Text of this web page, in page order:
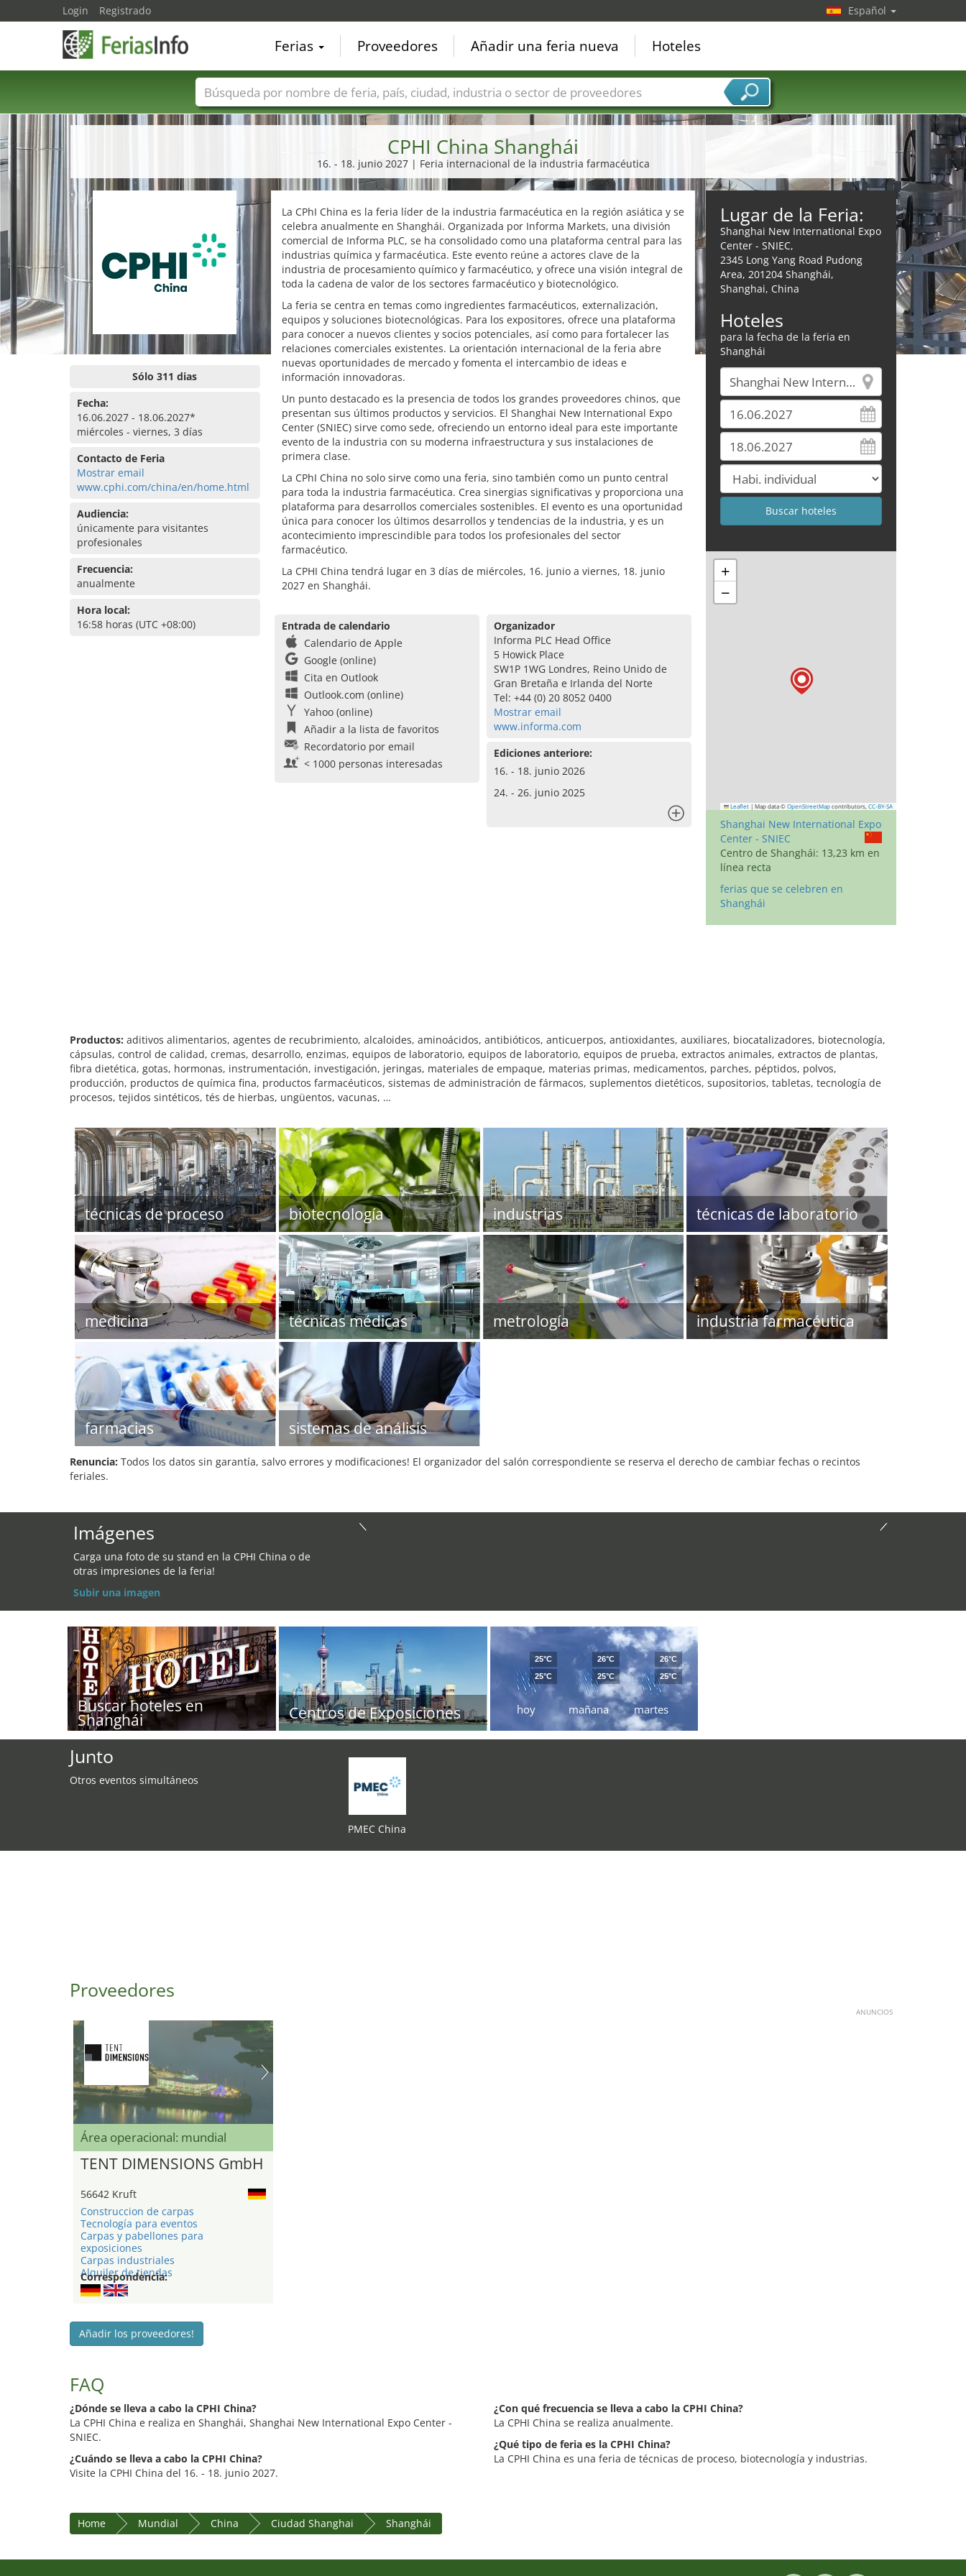
CPHI China Shanghái
16. - 18. junio 2027 | Feria internacional de la industria farmacéutica
Sólo 311 dias
Fecha:
16.06.2027 - 18.06.2027*
miércoles - viernes, 3 días
Contacto de Feria
Mostrar email
www.cphi.com/china/en/home.html
Audiencia:
únicamente para visitantes
profesionales
Frecuencia:
anualmente
Hora local:
16:58 horas (UTC +08:00)
La CPhI China es la feria líder de la industria farmacéutica en la región asiática y se
celebra anualmente en Shanghái. Organizada por Informa Markets, una división
comercial de Informa PLC, se ha consolidado como una plataforma central para las
industrias química y farmacéutica. Este evento reúne a actores clave de la
industria de procesamiento químico y farmacéutico, y ofrece una visión integral de
toda la cadena de valor de los sectores farmacéutico y biotecnológico.
La feria se centra en temas como ingredientes farmacéuticos, externalización,
equipos y soluciones biotecnológicas. Para los expositores, ofrece una plataforma
para conocer a nuevos clientes y socios potenciales, así como para fortalecer las
relaciones comerciales existentes. La orientación internacional de la feria abre
nuevas oportunidades de mercado y fomenta el intercambio de ideas e
información innovadoras.
Un punto destacado es la presencia de todos los grandes proveedores chinos, que
presentan sus últimos productos y servicios. El Shanghai New International Expo
Center (SNIEC) sirve como sede, ofreciendo un entorno ideal para este importante
evento de la industria con su moderna infraestructura y sus instalaciones de
primera clase.
La CPhI China no solo sirve como una feria, sino también como un punto central
para toda la industria farmacéutica. Crea sinergias significativas y proporciona una
plataforma para desarrollos comerciales sostenibles. El evento es una oportunidad
única para conocer los últimos desarrollos y tendencias de la industria, y es un
acontecimiento imprescindible para todos los profesionales del sector
farmacéutico.
La CPHI China tendrá lugar en 3 días de miércoles, 16. junio a viernes, 18. junio
2027 en Shanghái.
Entrada de calendario
Calendario de Apple
Google (online)
Cita en Outlook
Outlook.com (online)
Yahoo (online)
Añadir a la lista de favoritos
Recordatorio por email
< 1000 personas interesadas
Organizador
Informa PLC Head Office
5 Howick Place
SW1P 1WG Londres, Reino Unido de
Gran Bretaña e Irlanda del Norte
Tel: +44 (0) 20 8052 0400
Mostrar email
www.informa.com
Ediciones anteriore:
16. - 18. junio 2026
24. - 26. junio 2025
Lugar de la Feria:
Shanghai New International Expo
Center - SNIEC,
2345 Long Yang Road Pudong
Area, 201204 Shanghái,
Shanghai, China
Hoteles
para la fecha de la feria en
Shanghái
+
−
Leaflet | Map data © OpenStreetMap contributors, CC-BY-SA
Shanghai New International Expo
Center - SNIEC
Centro de Shanghái: 13,23 km en
línea recta
ferias que se celebren en
Shanghái
Productos: aditivos alimentarios, agentes de recubrimiento, alcaloides, aminoácidos, antibióticos, anticuerpos, antioxidantes, auxiliares, biocatalizadores, biotecnología,
cápsulas, control de calidad, cremas, desarrollo, enzimas, equipos de laboratorio, equipos de laboratorio, equipos de prueba, extractos animales, extractos de plantas,
fibra dietética, gotas, hormonas, instrumentación, investigación, jeringas, materiales de empaque, materias primas, medicamentos, parches, péptidos, polvos,
producción, productos de química fina, productos farmacéuticos, sistemas de administración de fármacos, suplementos dietéticos, supositorios, tabletas, tecnología de
procesos, tejidos sintéticos, tés de hierbas, ungüentos, vacunas, …
técnicas de proceso biotecnología industrias técnicas de laboratorio
medicina técnicas médicas metrología industria farmacéutica
farmacias sistemas de análisis
Renuncia: Todos los datos sin garantía, salvo errores y modificaciones! El organizador del salón correspondiente se reserva el derecho de cambiar fechas o recintos
feriales.
Imágenes
Carga una foto de su stand en la CPHI China o de
otras impresiones de la feria!
Subir una imagen
Buscar hoteles en
Shanghái Centros de Exposiciones hoy
25°C
25°C
mañana
26°C
25°C
martes
26°C
25°C
Junto
Otros eventos simultáneos
PMEC China
Proveedores
ANUNCIOS
Área operacional: mundial
TENT DIMENSIONS GmbH
56642 Kruft
Construccion de carpas
Tecnología para eventos
Carpas y pabellones para
exposiciones
Carpas industriales
Alquiler de tiendas
Correspondencia:
Añadir los proveedores!
FAQ
¿Dónde se lleva a cabo la CPHI China?
La CPHI China e realiza en Shanghái, Shanghai New International Expo Center -
SNIEC.
¿Cuándo se lleva a cabo la CPHI China?
Visite la CPHI China del 16. - 18. junio 2027.
¿Con qué frecuencia se lleva a cabo la CPHI China?
La CPHI China se realiza anualmente.
¿Qué tipo de feria es la CPHI China?
La CPHI China es una feria de técnicas de proceso, biotecnología y industrias.
Home Mundial China Ciudad Shanghai Shanghái
Login Registrado Español
Ferias Proveedores Añadir una feria nueva Hoteles
Nombres de ferias Países Ciudades Sectores de ferias Sectores de proveedor de servicios